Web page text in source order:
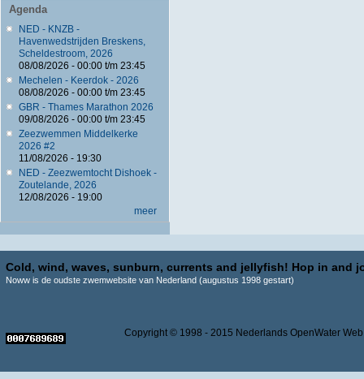
Agenda
NED - KNZB -
Havenwedstrijden Breskens,
Scheldestroom, 2026
08/08/2026 - 00:00t/m 23:45
Mechelen - Keerdok - 2026
08/08/2026 - 00:00t/m 23:45
GBR - Thames Marathon 2026
09/08/2026 - 00:00t/m 23:45
Zeezwemmen Middelkerke
2026 #2
11/08/2026 - 19:30
NED - Zeezwemtocht Dishoek -
Zoutelande, 2026
12/08/2026 - 19:00
meer
Cold, wind, waves, sunburn, currents and jellyfish! Hop in and
Noww is de oudste zwemwebsite van Nederland (augustus 1998 gestart)
Copyright © 1998 - 2015 Nederlands OpenWater